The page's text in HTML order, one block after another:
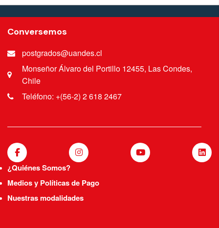
Conversemos
postgrados@uandes.cl
Monseñor Álvaro del Portillo 12455, Las Condes,
Chile
Teléfono: +(56-2) 2 618 2467
¿Quiénes Somos?
Medios y Políticas de Pago
Nuestras modalidades